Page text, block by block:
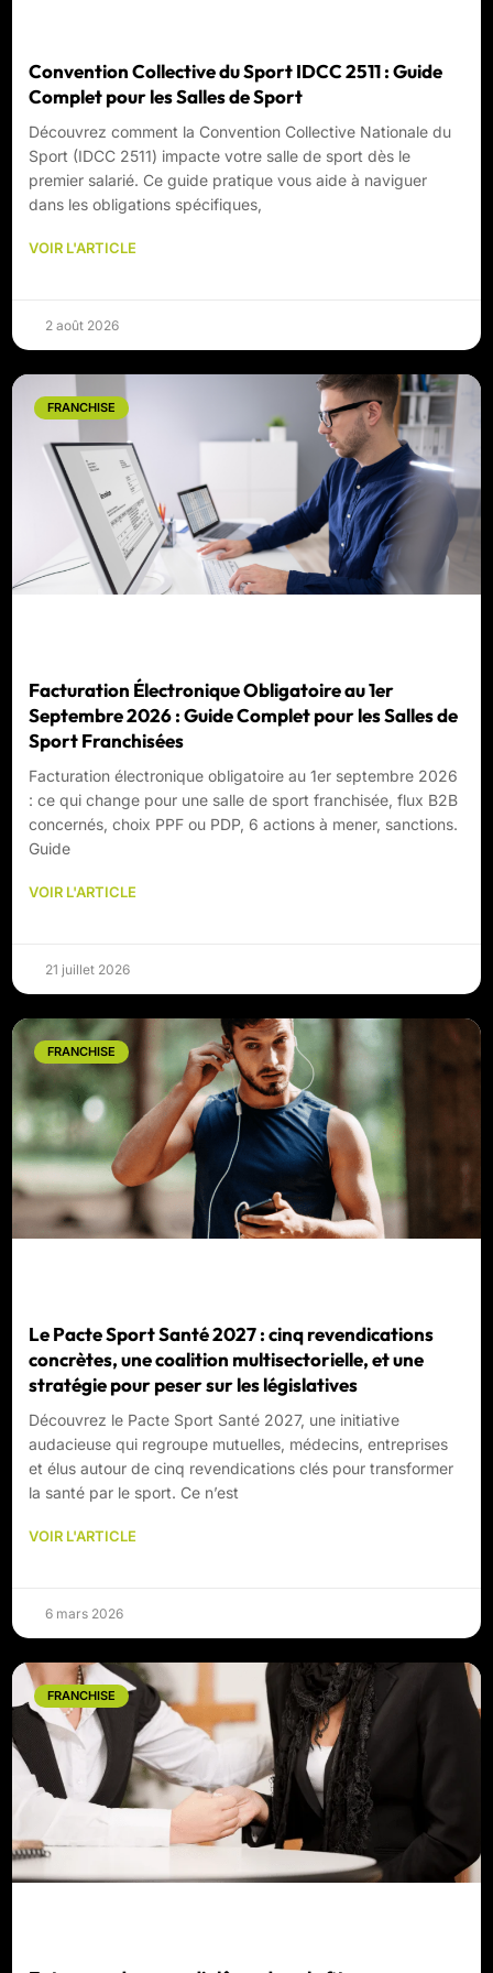
Convention Collective du Sport IDCC 2511 : Guide
Complet pour les Salles de Sport
Découvrez comment la Convention Collective Nationale du
Sport (IDCC 2511) impacte votre salle de sport dès le
premier salarié. Ce guide pratique vous aide à naviguer
dans les obligations spécifiques,
VOIR L'ARTICLE
2 août 2026
FRANCHISE
Facturation Électronique Obligatoire au 1er
Septembre 2026 : Guide Complet pour les Salles de
Sport Franchisées
Facturation électronique obligatoire au 1er septembre 2026
: ce qui change pour une salle de sport franchisée, flux B2B
concernés, choix PPF ou PDP, 6 actions à mener, sanctions.
Guide
VOIR L'ARTICLE
21 juillet 2026
FRANCHISE
Le Pacte Sport Santé 2027 : cinq revendications
concrètes, une coalition multisectorielle, et une
stratégie pour peser sur les législatives
Découvrez le Pacte Sport Santé 2027, une initiative
audacieuse qui regroupe mutuelles, médecins, entreprises
et élus autour de cinq revendications clés pour transformer
la santé par le sport. Ce n’est
VOIR L'ARTICLE
6 mars 2026
FRANCHISE